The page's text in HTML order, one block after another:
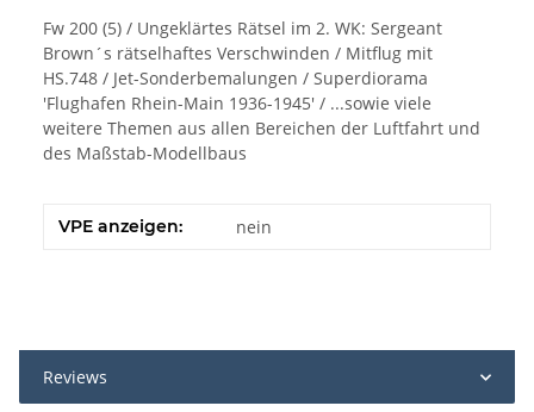
Fw 200 (5) / Ungeklärtes Rätsel im 2. WK: Sergeant
Brown´s rätselhaftes Verschwinden / Mitflug mit
HS.748 / Jet-Sonderbemalungen / Superdiorama
'Flughafen Rhein-Main 1936-1945' / ...sowie viele
weitere Themen aus allen Bereichen der Luftfahrt und
des Maßstab-Modellbaus
VPE anzeigen: nein
Reviews